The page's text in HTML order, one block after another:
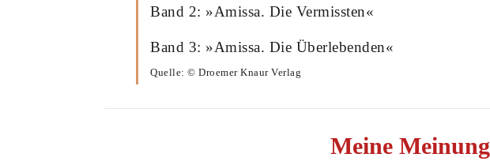
Band 2: »Amissa. Die Vermissten«
Band 3: »Amissa. Die Überlebenden«
Quelle: © Droemer Knaur Verlag
Meine Meinung